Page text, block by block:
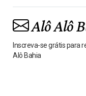
Alô Alô
Inscreva-se grátis para
Alô Bahia